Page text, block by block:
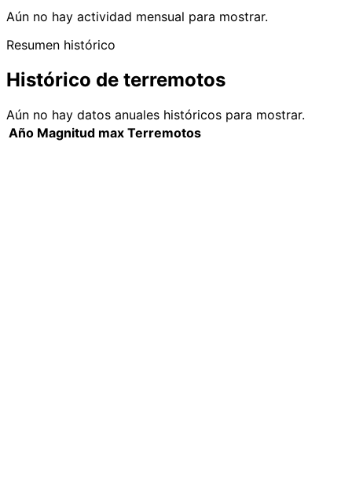
Aún no hay actividad mensual para mostrar.
Resumen histórico
Histórico de terremotos
Aún no hay datos anuales históricos para mostrar.
Año Magnitud max Terremotos